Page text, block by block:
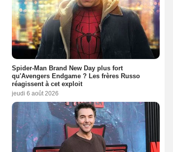
Spider-Man Brand New Day plus fort
qu'Avengers Endgame ? Les frères Russo
réagissent à cet exploit
jeudi 6 août 2026